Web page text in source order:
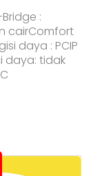
:
cairComfort
daya : PCIP
daya: tidak